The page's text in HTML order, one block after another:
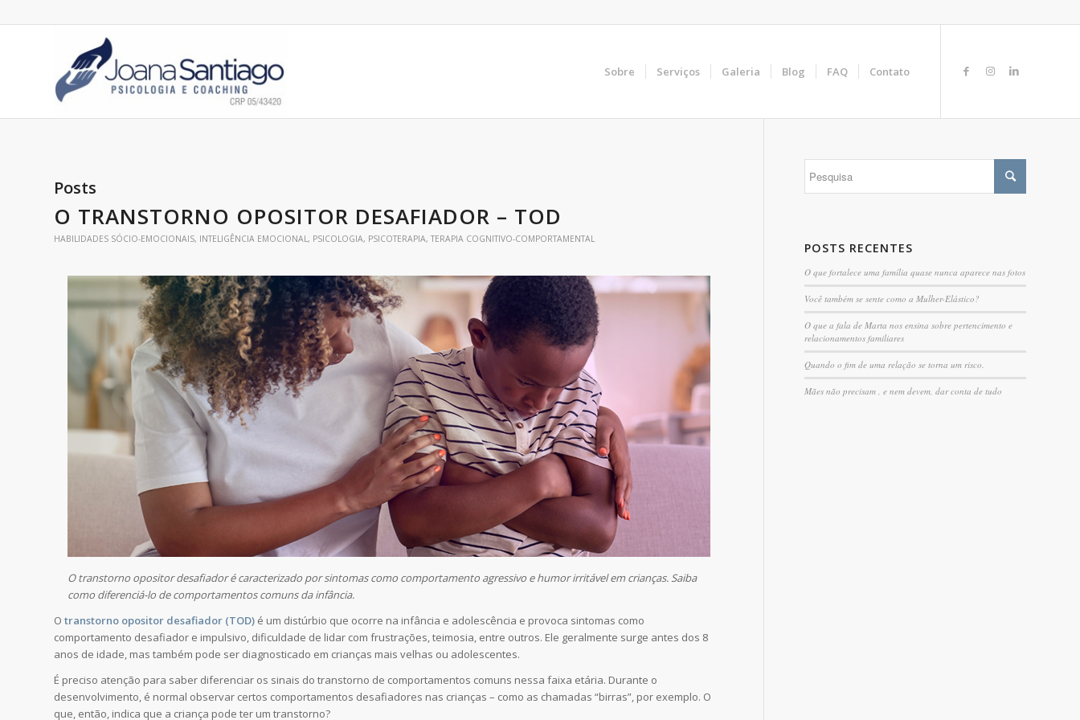
Sobre Serviços Galeria Blog FAQ Contato
Posts
O TRANSTORNO OPOSITOR DESAFIADOR – TOD
HABILIDADES SÓCIO-EMOCIONAIS, INTELIGÊNCIA EMOCIONAL, PSICOLOGIA, PSICOTERAPIA, TERAPIA COGNITIVO-COMPORTAMENTAL
O transtorno opositor desafiador é caracterizado por sintomas como comportamento agressivo e humor irritável em crianças. Saiba
como diferenciá-lo de comportamentos comuns da infância.
O transtorno opositor desafiador (TOD) é um distúrbio que ocorre na infância e adolescência e provoca sintomas como
comportamento desafiador e impulsivo, dificuldade de lidar com frustrações, teimosia, entre outros. Ele geralmente surge antes dos 8
anos de idade, mas também pode ser diagnosticado em crianças mais velhas ou adolescentes.
É preciso atenção para saber diferenciar os sinais do transtorno de comportamentos comuns nessa faixa etária. Durante o
desenvolvimento, é normal observar certos comportamentos desafiadores nas crianças – como as chamadas “birras”, por exemplo. O
que, então, indica que a criança pode ter um transtorno?
POSTS RECENTES
O que fortalece uma família quase nunca aparece nas fotos
Você também se sente como a Mulher-Elástico?
O que a fala de Marta nos ensina sobre pertencimento e
relacionamentos familiares
Quando o fim de uma relação se torna um risco.
Mães não precisam , e nem devem, dar conta de tudo